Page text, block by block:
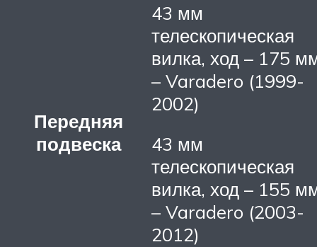
Передняя
подвеска
43 мм
телескопическая
вилка, ход – 175
– Varadero (1999-
2002)
43 мм
телескопическая
вилка, ход – 155
– Varadero (2003-
2012)